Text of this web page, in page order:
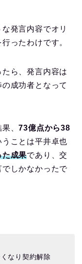
発言内容でオリ
ったわけです。
ら、発言内容は
成功者となって
果、73億点から38
うことは平井卓也
た成果であり、交
しかなかったで
なり契約解除